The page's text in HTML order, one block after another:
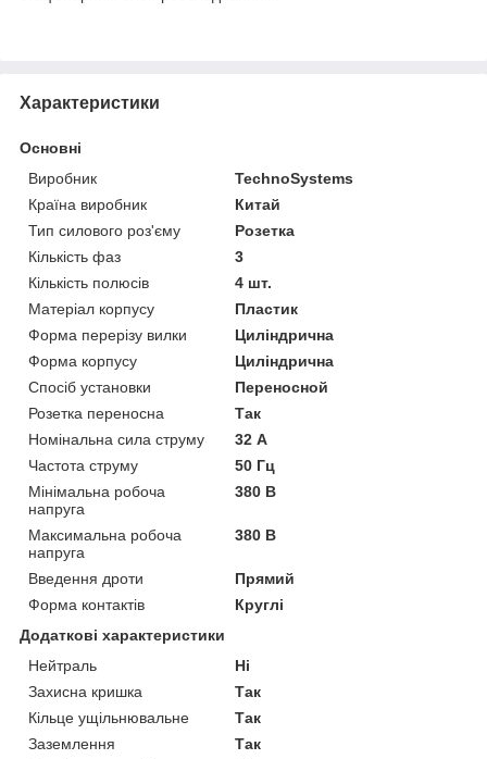
Характеристики
Основні
Виробник
TechnoSystems
Країна виробник
Китай
Тип силового роз'єму
Розетка
Кількість фаз
3
Кількість полюсів
4 шт.
Матеріал корпусу
Пластик
Форма перерізу вилки
Циліндрична
Форма корпусу
Циліндрична
Спосіб установки
Переносной
Розетка переносна
Так
Номінальна сила струму
32 А
Частота струму
50 Гц
Мінімальна робоча
напруга
380 В
Максимальна робоча
напруга
380 В
Введення дроти
Прямий
Форма контактів
Круглі
Додаткові характеристики
Нейтраль
Ні
Захисна кришка
Так
Кільце ущільнювальне
Так
Заземлення
Так